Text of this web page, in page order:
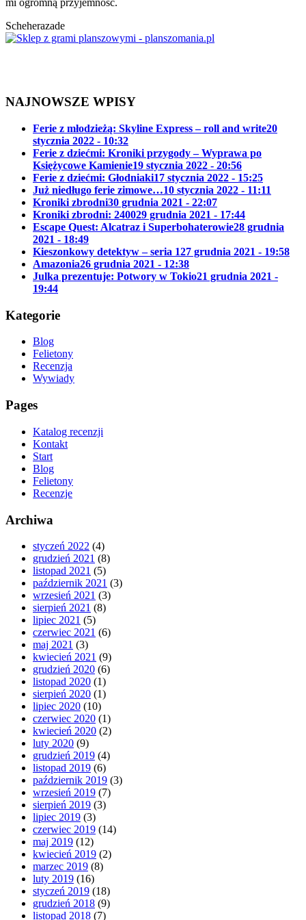
Scheherazade
NAJNOWSZE WPISY
Ferie z młodzieżą: Skyline Express – roll and write20
stycznia 2022 - 10:32
Ferie z dziećmi: Kroniki przygody – Wyprawa po
Księżycowe Kamienie19 stycznia 2022 - 20:56
Ferie z dziećmi: Głodniaki17 stycznia 2022 - 15:25
Już niedługo ferie zimowe…10 stycznia 2022 - 11:11
Kroniki zbrodni30 grudnia 2021 - 22:07
Kroniki zbrodni: 240029 grudnia 2021 - 17:44
Escape Quest: Alcatraz i Superbohaterowie28 grudnia
2021 - 18:49
Kieszonkowy detektyw – seria 127 grudnia 2021 - 19:58
Amazonia26 grudnia 2021 - 12:38
Julka prezentuje: Potwory w Tokio21 grudnia 2021 -
19:44
Kategorie
Blog
Felietony
Recenzja
Wywiady
Pages
Katalog recenzji
Kontakt
Start
Blog
Felietony
Recenzje
Archiwa
styczeń 2022 (4)
grudzień 2021 (8)
listopad 2021 (5)
październik 2021 (3)
wrzesień 2021 (3)
sierpień 2021 (8)
lipiec 2021 (5)
czerwiec 2021 (6)
maj 2021 (3)
kwiecień 2021 (9)
grudzień 2020 (6)
listopad 2020 (1)
sierpień 2020 (1)
lipiec 2020 (10)
czerwiec 2020 (1)
kwiecień 2020 (2)
luty 2020 (9)
grudzień 2019 (4)
listopad 2019 (6)
październik 2019 (3)
wrzesień 2019 (7)
sierpień 2019 (3)
lipiec 2019 (3)
czerwiec 2019 (14)
maj 2019 (12)
kwiecień 2019 (2)
marzec 2019 (8)
luty 2019 (16)
styczeń 2019 (18)
grudzień 2018 (9)
listopad 2018 (7)